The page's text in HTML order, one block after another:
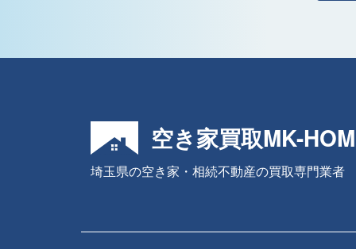
空き家買取MK-
埼玉県の空き家・相続不動産の買取専門業者